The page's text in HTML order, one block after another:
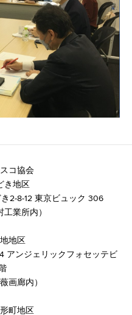
コ協会
き地区
2-8-12 東京ビュック 306
工業所内）
地区
アンジェリックフォセッテビ
画廊内）
町地区